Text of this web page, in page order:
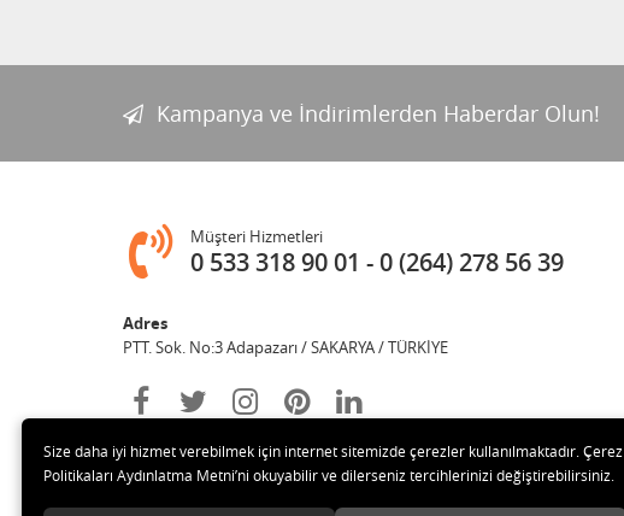
Kampanya ve İndirimlerden Haberdar Olun!
Müşteri Hizmetleri
0 533 318 90 01 0 (264) 278 56 39
Adres
PTT. Sok. No:3 Adapazarı / SAKARYA / TÜRKİYE
Size daha iyi hizmet verebilmek için internet sitemizde çerezler kullanılmaktadır. Çerez
Politikaları Aydınlatma Metni’ni okuyabilir ve dilerseniz tercihlerinizi değiştirebilirsiniz.